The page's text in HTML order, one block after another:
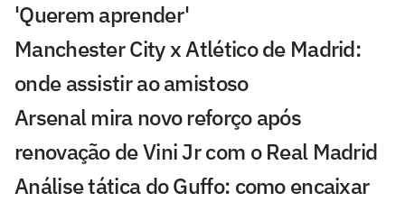
'Querem aprender'
Manchester City x Atlético de Madrid:
onde assistir ao amistoso
Arsenal mira novo reforço após
renovação de Vini Jr com o Real Madrid
Análise tática do Guffo: como encaixar